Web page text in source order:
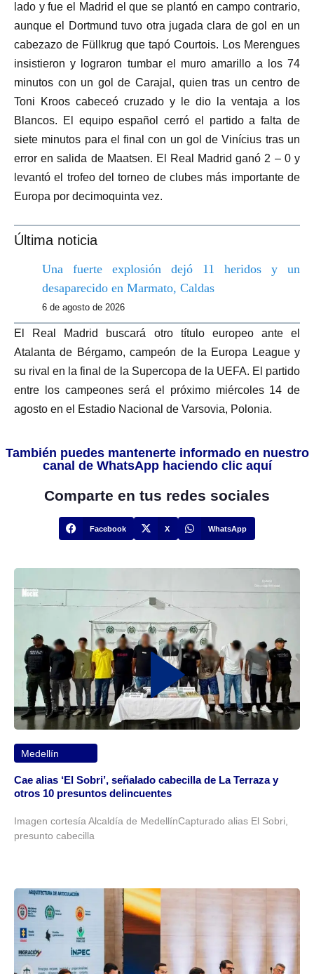
lado y fue el Madrid el que se plantó en campo contrario,
aunque el Dortmund tuvo otra jugada clara de gol en un
cabezazo de Füllkrug que tapó Courtois. Los Merengues
insistieron y lograron tumbar el muro amarillo a los 74
minutos con un gol de Carajal, quien tras un centro de
Toni Kroos cabeceó cruzado y le dio la ventaja a los
Blancos. El equipo español cerró el partido a falta de
siete minutos para el final con un gol de Vinícius tras un
error en salida de Maatsen. El Real Madrid ganó 2 – 0 y
levantó el trofeo del torneo de clubes más importante de
Europa por decimoquinta vez.
Última noticia
Una fuerte explosión dejó 11 heridos y un
desaparecido en Marmato, Caldas
6 de agosto de 2026
El Real Madrid buscará otro título europeo ante el
Atalanta de Bérgamo, campeón de la Europa League y
su rival en la final de la Supercopa de la UEFA. El partido
entre los campeones será el próximo miércoles 14 de
agosto en el Estadio Nacional de Varsovia, Polonia.
También puedes mantenerte informado en nuestro
canal de WhatsApp haciendo clic aquí
Comparte en tus redes sociales
Facebook X WhatsApp
Medellín
Cae alias ‘El Sobri’, señalado cabecilla de La Terraza y
otros 10 presuntos delincuentes
Imagen cortesía Alcaldía de MedellínCapturado alias El Sobri,
presunto cabecilla